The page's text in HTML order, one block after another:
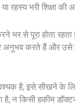
रहस्य भरी शिक्षा की
भर से पूरा होता
अनुभव करते हैं और उसे
है, इसे सीखने के
है, न किसी हकीम